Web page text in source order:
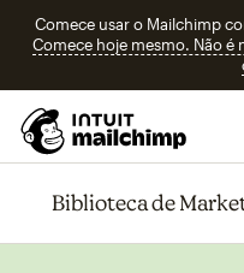
Comece usar o Mailchimp
Comece hoje mesmo. Não é
Biblioteca de